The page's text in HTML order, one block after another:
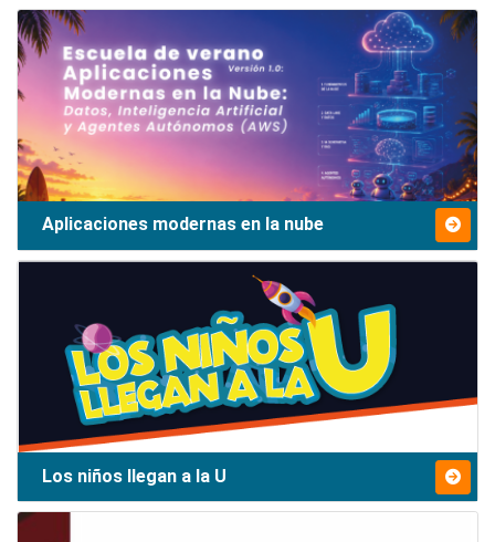
Aplicaciones modernas en la nube
Los niños llegan a la U